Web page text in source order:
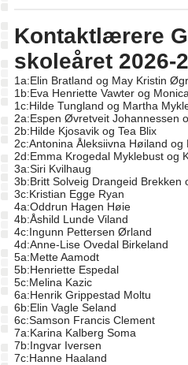
Kontaktlærere
skoleåret 2026-
1a:Elin Bratland og May Kristin
1b:Eva Henriette Vawter og
1c:Hilde Tungland og Martha
2a:Espen Øvretveit Johannessen
2b:Hilde Kjosavik og Tea Blix
2c:Antonina Åleksiivna Høiland
2d:Emma Krogedal Myklebust og
3a:Siri Kvilhaug
3b:Britt Solveig Drangeid Brekken
3c:Kristian Egge Ryan
4a:Oddrun Hagen Høie
4b:Åshild Lunde Viland
4c:Ingunn Pettersen Ørland
4d:Anne-Lise Ovedal Birkeland
5a:Mette Aamodt
5b:Henriette Espedal
5c:Melina Kazic
6a:Henrik Grippestad Moltu
6b:Elin Vagle Seland
6c:Samson Francis Clement
7a:Karina Kalberg Soma
7b:Ingvar Iversen
7c:Hanne Haaland